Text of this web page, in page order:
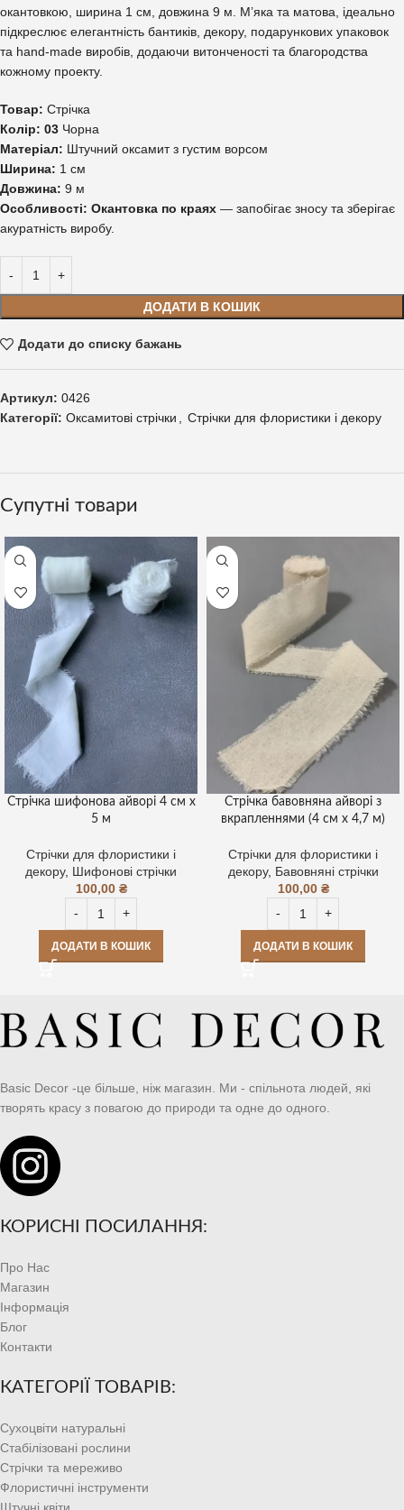
окантовкою, ширина 1 см, довжина 9 м. М’яка та матова, ідеально
підкреслює елегантність бантиків, декору, подарункових упаковок
та hand-made виробів, додаючи витонченості та благородства
кожному проекту.
Товар: Стрічка
Колір: 03 Чорна
Матеріал: Штучний оксамит з густим ворсом
Ширина: 1 см
Довжина: 9 м
Особливості: Окантовка по краях — запобігає зносу та зберігає
акуратність виробу.
ДОДАТИ В КОШИК
Додати до списку бажань
Артикул: 0426
Категорії: Оксамитові стрічки Стрічки для флористики і декору
Супутні товари
Стрічка шифонова айворі 4 см х
5 м
Стрічки для флористики і
декору, Шифонові стрічки
100,00 ₴
ДОДАТИ В КОШИК
Стрічка бавовняна айворі з
вкрапленнями (4 см х 4,7 м)
Стрічки для флористики і
декору, Бавовняні стрічки
100,00 ₴
ДОДАТИ В КОШИК
Basic Decor -це більше, ніж магазин. Ми - спільнота людей, які
творять красу з повагою до природи та одне до одного.
КОРИСНІ ПОСИЛАННЯ:
Про Нас
Магазин
Інформація
Блог
Контакти
КАТЕГОРІЇ ТОВАРІВ:
Сухоцвіти натуральні
Стабілізовані рослини
Стрічки та мереживо
Флористичні інструменти